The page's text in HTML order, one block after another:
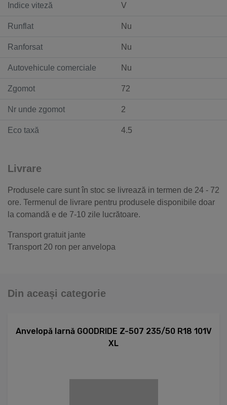
Indice viteză V
Runflat Nu
Ranforsat Nu
Autovehicule comerciale Nu
Zgomot 72
Nr unde zgomot 2
Eco taxă 4.5
Livrare
Produsele care sunt în stoc se livrează in termen de 24 - 72
ore. Termenul de livrare pentru produsele disponibile doar
la comandă e de 7-10 zile lucrătoare.
Transport gratuit jante
Transport 20 ron per anvelopa
Din aceași categorie
Anvelopă Iarnă GOODRIDE Z-507 235/50 R18 101V
XL